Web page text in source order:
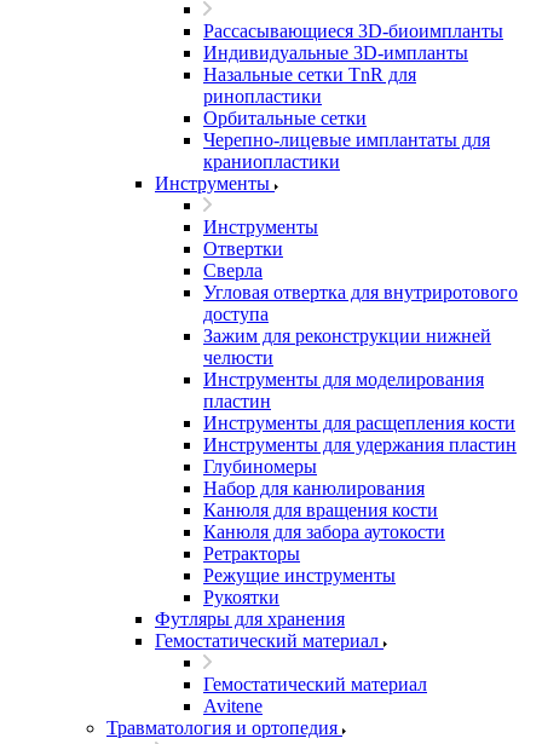
Рассасывающиеся 3D-биоимпланты
Индивидуальные 3D-импланты
Назальные сетки TnR для
ринопластики
Орбитальные сетки
Черепно-лицевые имплантаты для
краниопластики
Инструменты
Инструменты
Отвертки
Сверла
Угловая отвертка для внутриротового
доступа
Зажим для реконструкции нижней
челюсти
Инструменты для моделирования
пластин
Инструменты для расщепления кости
Инструменты для удержания пластин
Глубиномеры
Набор для канюлирования
Канюля для вращения кости
Канюля для забора аутокости
Ретракторы
Режущие инструменты
Рукоятки
Футляры для хранения
Гемостатический материал
Гемостатический материал
Avitene
Травматология и ортопедия